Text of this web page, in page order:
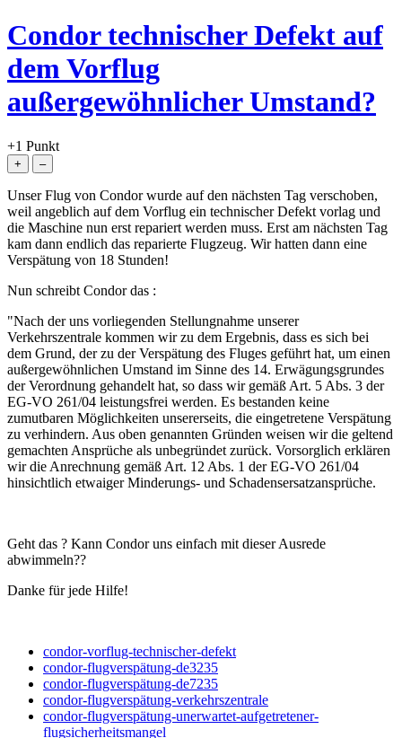
Condor technischer Defekt auf
dem Vorflug
außergewöhnlicher Umstand?
+1 Punkt
Unser Flug von Condor wurde auf den nächsten Tag verschoben,
weil angeblich auf dem Vorflug ein technischer Defekt vorlag und
die Maschine nun erst repariert werden muss. Erst am nächsten Tag
kam dann endlich das reparierte Flugzeug. Wir hatten dann eine
Verspätung von 18 Stunden!
Nun schreibt Condor das :
"Nach der uns vorliegenden Stellungnahme unserer
Verkehrszentrale kommen wir zu dem Ergebnis, dass es sich bei
dem Grund, der zu der Verspätung des Fluges geführt hat, um einen
außergewöhnlichen Umstand im Sinne des 14. Erwägungsgrundes
der Verordnung gehandelt hat, so dass wir gemäß Art. 5 Abs. 3 der
EG-VO 261/04 leistungsfrei werden. Es bestanden keine
zumutbaren Möglichkeiten unsererseits, die eingetretene Verspätung
zu verhindern. Aus oben genannten Gründen weisen wir die geltend
gemachten Ansprüche als unbegründet zurück. Vorsorglich erklären
wir die Anrechnung gemäß Art. 12 Abs. 1 der EG-VO 261/04
hinsichtlich etwaiger Minderungs- und Schadensersatzansprüche.
Geht das ? Kann Condor uns einfach mit dieser Ausrede
abwimmeln??
Danke für jede Hilfe!
condor-vorflug-technischer-defekt
condor-flugverspätung-de3235
condor-flugverspätung-de7235
condor-flugverspätung-verkehrszentrale
condor-flugverspätung-unerwartet-aufgetretener-
flugsicherheitsmangel